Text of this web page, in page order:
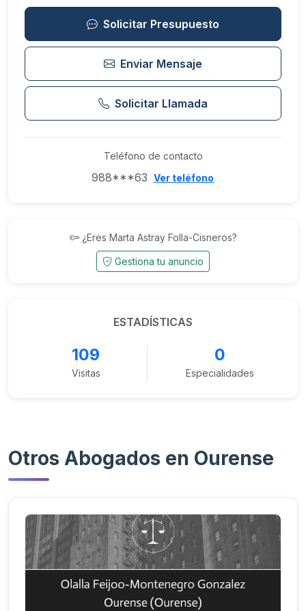
Solicitar Presupuesto
Enviar Mensaje
Solicitar Llamada
Teléfono de contacto
988***63 Ver teléfono
¿Eres Marta Astray Folla-Cisneros?
Gestiona tu anuncio
ESTADÍSTICAS
109
Visitas
0
Especialidades
Otros Abogados en Ourense